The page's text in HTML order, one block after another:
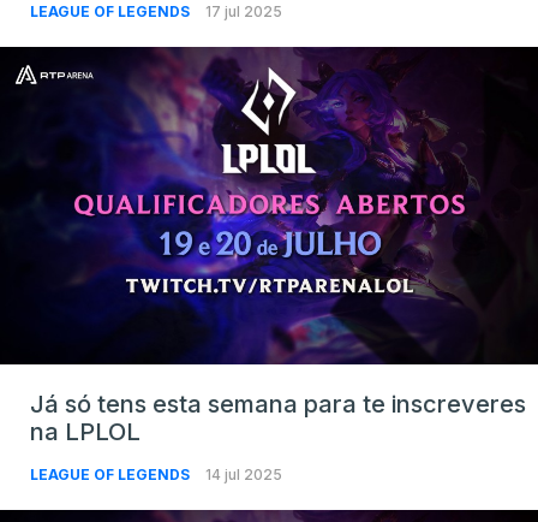
LEAGUE OF LEGENDS 17 jul 2025
Já só tens esta semana para te inscreveres
na LPLOL
LEAGUE OF LEGENDS 14 jul 2025